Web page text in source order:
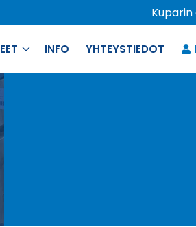
Kuparin
INFO YHTEYSTIEDOT